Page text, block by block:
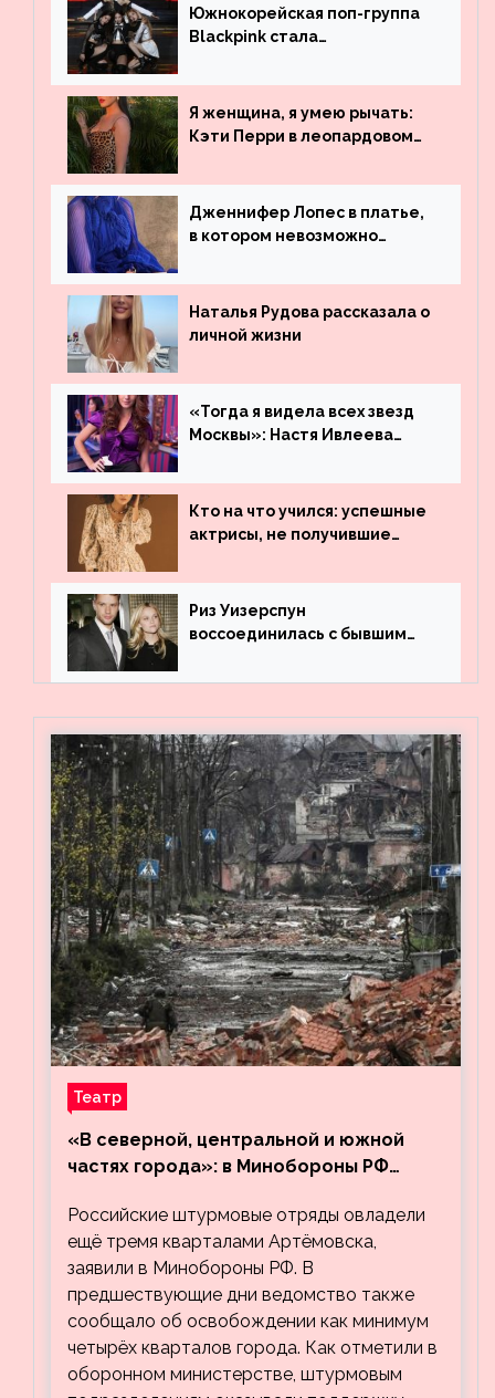
Южнокорейская поп-группа
Blackpink стала
просмотрам на YouTube. Они
обогнали даже Джастина
Бибера
Я женщина, я умею рычать:
Кэти Перри в леопардовом
Дженнифер Лопес в платье,
в котором невозможно
Наталья Рудова рассказала о
личной жизни
«Тогда я видела всех звезд
Москвы»: Настя Ивлеева
популярности и выложила
архивные фото
Кто на что учился: успешные
актрисы, не получившие
Риз Уизерспун
воссоединилась с бывшим
Театр
«В северной, центральной и южной
частях города»: в Минобороны РФ
кварталов Артёмовска
Российские штурмовые отряды овладели
ещё тремя кварталами Артёмовска,
заявили в Минобороны РФ. В
предшествующие дни ведомство также
сообщало об освобождении как минимум
четырёх кварталов города. Как отметили в
оборонном министерстве, штурмовым